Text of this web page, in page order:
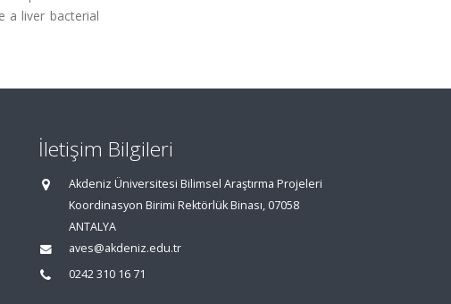
a liver bacterial
İletişim Bilgileri
Akdeniz Üniversitesi Bilimsel Araştırma Projeleri
Koordinasyon Birimi Rektörlük Binası, 07058
ANTALYA
aves@akdeniz.edu.tr
0242 310 16 71